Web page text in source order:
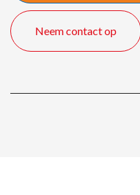
Neem contact op